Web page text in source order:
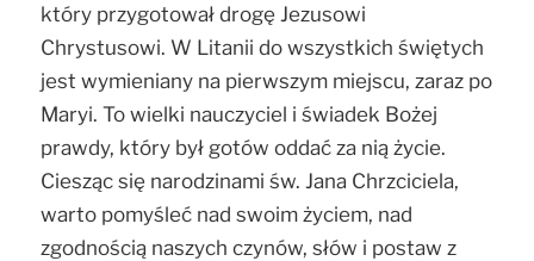
który przygotował drogę Jezusowi
Chrystusowi. W Litanii do wszystkich świętych
jest wymieniany na pierwszym miejscu, zaraz po
Maryi. To wielki nauczyciel i świadek Bożej
prawdy, który był gotów oddać za nią życie.
Ciesząc się narodzinami św. Jana Chrzciciela,
warto pomyśleć nad swoim życiem, nad
zgodnością naszych czynów, słów i postaw z